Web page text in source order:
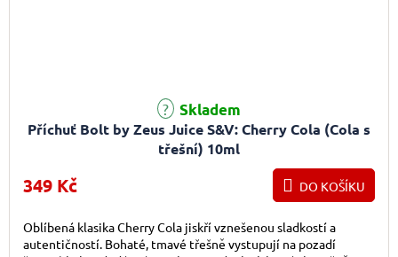
Příchuť Bolt by Zeus Juice S&V: Cherry Cola (Cola s
třešní) 10ml
Skladem
349 Kč DO KOŠÍKU
Oblíbená klasika Cherry Cola jiskří vznešenou sladkostí a
autentičností. Bohaté, tmavé třešně vystupují na pozadí